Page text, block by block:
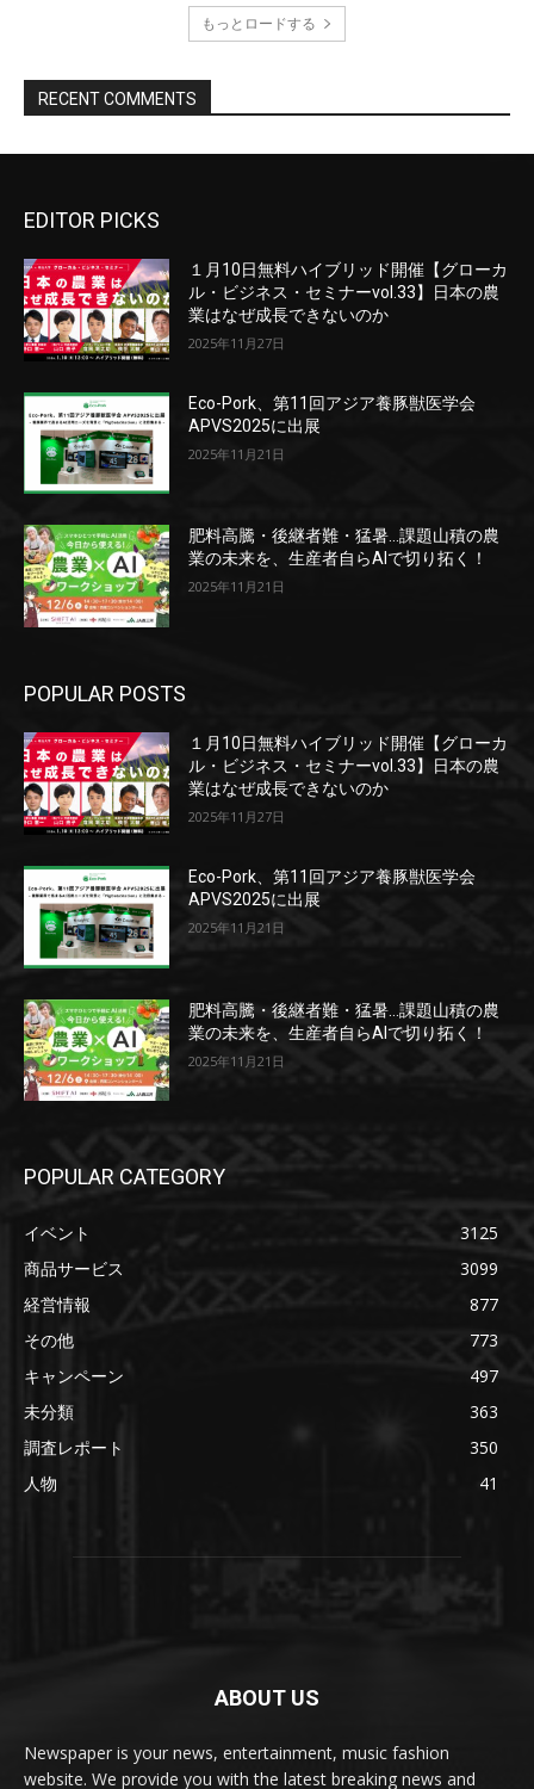
EDITOR PICKS
１月10日無料ハイブリッド開催【グローカ
ル・ビジネス・セミナーvol.33】日本の農
業はなぜ成長できないのか
2025年11月27日
Eco-Pork、第11回アジア養豚獣医学会
APVS2025に出展
2025年11月21日
肥料高騰・後継者難・猛暑…課題山積の農
業の未来を、生産者自らAIで切り拓く！
2025年11月21日
POPULAR POSTS
１月10日無料ハイブリッド開催【グローカ
ル・ビジネス・セミナーvol.33】日本の農
業はなぜ成長できないのか
2025年11月27日
Eco-Pork、第11回アジア養豚獣医学会
APVS2025に出展
2025年11月21日
肥料高騰・後継者難・猛暑…課題山積の農
業の未来を、生産者自らAIで切り拓く！
2025年11月21日
POPULAR CATEGORY
イベント
3125
商品サービス
3099
経営情報
877
その他
773
キャンペーン
497
未分類
363
調査レポート
350
人物
41
ABOUT US
Newspaper is your news, entertainment, music fashion
website. We provide you with the latest breaking news and